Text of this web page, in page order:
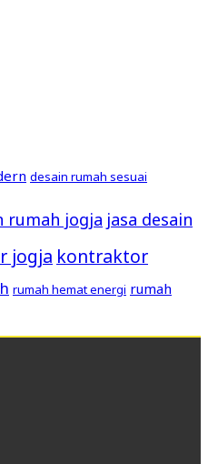
desain rumah sesuai
rumah jogja jasa desain
jogja kontraktor
rumah hemat energi rumah